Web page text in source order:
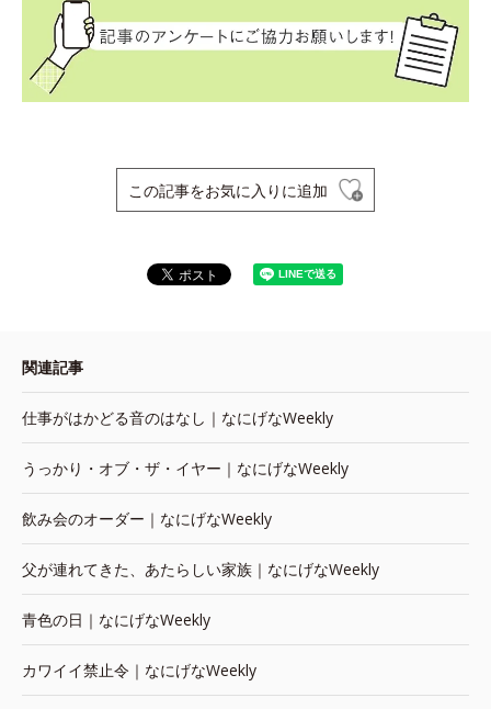
この記事をお気に入りに追加
関連記事
仕事がはかどる音のはなし｜なにげなWeekly
うっかり・オブ・ザ・イヤー｜なにげなWeekly
飲み会のオーダー｜なにげなWeekly
父が連れてきた、あたらしい家族｜なにげなWeekly
青色の日｜なにげなWeekly
カワイイ禁止令｜なにげなWeekly